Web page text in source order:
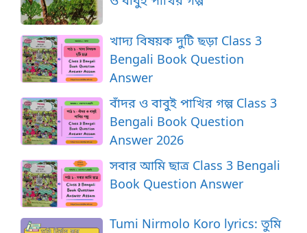
খাদ্য বিষয়ক দুটি ছড়া Class 3
Bengali Book Question
Answer
বাঁদর ও বাবুই পাখির গল্প Class 3
Bengali Book Question
Answer 2026
সবার আমি ছাত্র Class 3 Bengali
Book Question Answer
Tumi Nirmolo Koro lyrics: তুমি